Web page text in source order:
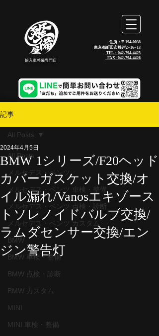
輸入車整備専門店
住所：〒194-0038
東京都町田市根岸2−16−13
TEL：042-794-4425
_FAX :042-794-4426
記事
All Posts
メルセデス・ベンツ
メルセデス・ベンツ 車検・整備
メルセデス・ベンツ 点検・診断
メルセデス・ベンツ カスタム
BMW
BMW 車検・整備
BMW 点検・診断
BMW カスタム
MINI
MINI 車検・整備
All Posts
BMW 1シリーズ/F20ヘッド
カバーガスケット交換/オ
イル漏れ/Vanosエキゾース
トソレノイドバルブ交換/
ラムダセンサー交換/エン
ジン警告灯
2024年4月5日